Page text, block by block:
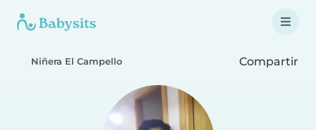
Niñera El Campello Compartir